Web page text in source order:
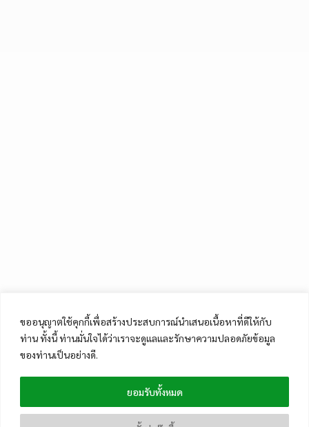
ขออนุญาตใช้คุกกี้เพื่อสร้างประสบการณ์นำเสนอเนื้อหาที่ดีให้กับ
ท่าน ทั้งนี้ ท่านมั่นใจได้ว่าเราจะดูแลและรักษาความปลอดภัยข้อมูล
ของท่านเป็นอย่างดี.
ยอมรับทั้งหมด